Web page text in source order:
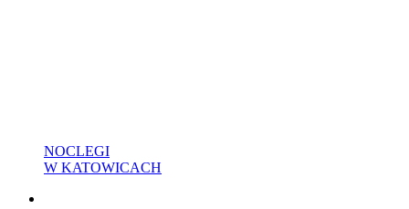
NOCLEGI
W KATOWICACH